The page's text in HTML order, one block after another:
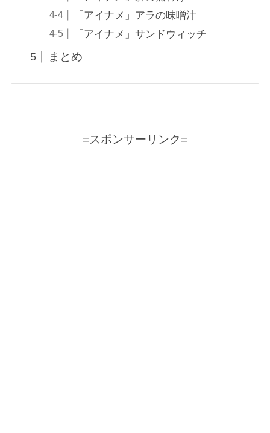
「アイナメ」アラの味噌汁
「アイナメ」サンドウィッチ
まとめ
=スポンサーリンク=